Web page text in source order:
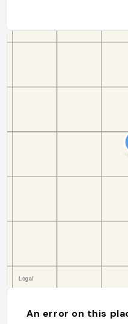
An error on this